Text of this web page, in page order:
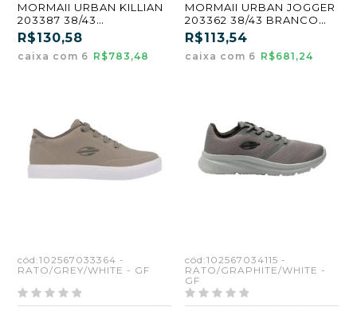
MORMAII URBAN KILLIAN
203387 38/43
PRETO/PRETO/BRANCO
(GF) (CX6)
R$130,58
caixa com 6 R$783,48
MORMAII URBAN JOGGER
203362 38/43 BRANCO
(GF) (CX6)
R$113,54
caixa com 6 R$681,24
cód:102567033364 -
RATO/GREY/WHITE - GF
cód:102567034115 -
RATO/GRAPHITE/WHITE -
GF